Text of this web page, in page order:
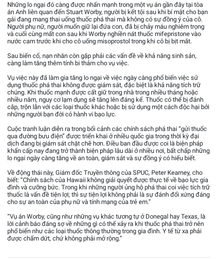
Những lo ngại đó càng được nhấn mạnh trong một vụ án gần đây tại tòa
án Anh liên quan đến Stuart Worby, người bị kết tội sau khi bí mật cho bạn
gái đang mang thai uống thuốc phá thai mà không có sự đồng ý của cô.
Người phụ nữ, người muốn giữ lại đứa con, đã bị chảy máu nghiêm trọng
và cuối cùng mất con sau khi Worby nghiền nát thuốc mifepristone vào
nước cam trước khi cho cô uống misoprostol trong khi cô bị bịt mắt.
Sau biến cố, nạn nhân còn gặp phải các vấn đề về khả năng sinh sản,
càng làm tăng thêm tính bi thảm cho vụ việc.
Vụ việc này đã làm gia tăng lo ngại về việc ngày càng phổ biến việc sử
dụng thuốc phá thai không được giám sát, đặc biệt là khả năng tích trữ
chúng. Khi thuốc mạnh được cất giữ trong nhà trong nhiều tháng hoặc
nhiều năm, nguy cơ lạm dụng sẽ tăng lên đáng kể. Thuốc có thể bị đánh
cắp, trộn lẫn với các loại thuốc khác hoặc bị sử dụng một cách độc hại bởi
những người bạn đời có hành vi bạo lực.
Cuộc tranh luận diễn ra trong bối cảnh các chính sách phá thai “gửi thuốc
qua đường bưu điện” được triển khai ở nhiều quốc gia trong thời kỳ đại
dịch đang bị giám sát chặt chẽ hơn. Điều ban đầu được coi là biện pháp
khẩn cấp nay đang trở thành biện pháp lâu dài ở nhiều nơi, bất chấp những
lo ngại ngày càng tăng về an toàn, giám sát và sự đồng ý có hiểu biết.
Về động thái này, Giám đốc Truyền thông của SPUC, Peter Kearney, cho
biết: “Chính sách của Hawaii không giải quyết được thực tế về bạo lực gia
đình và cưỡng bức. Trong khi những người ủng hộ phá thai coi việc tích trữ
thuốc là vấn đề tiện lợi; thì sự tiện lợi không phải là sự đánh đổi xứng đáng
cho sự an toàn của phụ nữ và tính mạng của trẻ em.”
“Vụ án Worby, cũng như những vụ khác tương tự ở Donegal hay Texas, là
lời cảnh báo đáng sợ về những gì có thể xảy ra khi thuốc phá thai trở nên
phổ biến như các loại thuốc thông thường trong gia đình. Y tế từ xa phải
được chấm dứt, chứ không phải mở rộng.”